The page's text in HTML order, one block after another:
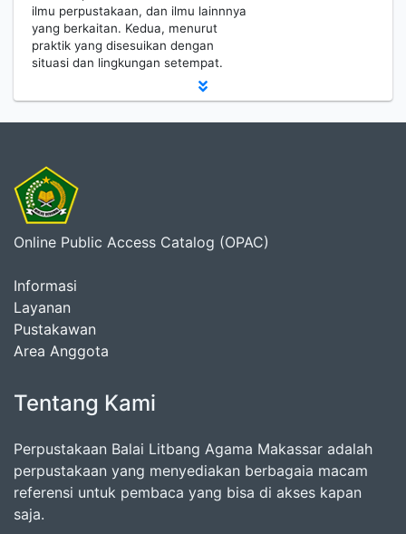
ilmu perpustakaan, dan ilmu lainnnya
yang berkaitan. Kedua, menurut
praktik yang disesuikan dengan
situasi dan lingkungan setempat.
Online Public Access Catalog (OPAC)
Informasi
Layanan
Pustakawan
Area Anggota
Tentang Kami
Perpustakaan Balai Litbang Agama Makassar adalah
perpustakaan yang menyediakan berbagaia macam
referensi untuk pembaca yang bisa di akses kapan
saja.